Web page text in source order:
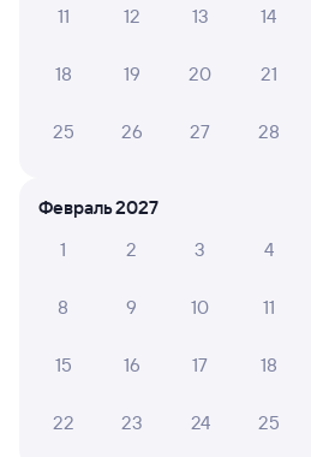
Расписание поездов до Хани
11 12 13 14
18 19 20 21
25 26 27 28
Февраль 2027
1
2 3 4
8 9 10 11
15 16 17 18
22 23 24 25